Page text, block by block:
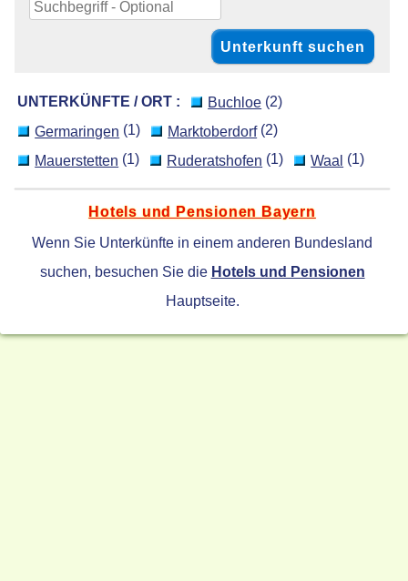
UNTERKÜNFTE / ORT : Buchloe (2)
Germaringen (1) Marktoberdorf(2)
Mauerstetten (1) Ruderatshofen (1) Waal (1)
Hotels und Pensionen Bayern
Wenn Sie Unterkünfte in einem anderen Bundesland
suchen, besuchen Sie die Hotels und Pensionen
Hauptseite.